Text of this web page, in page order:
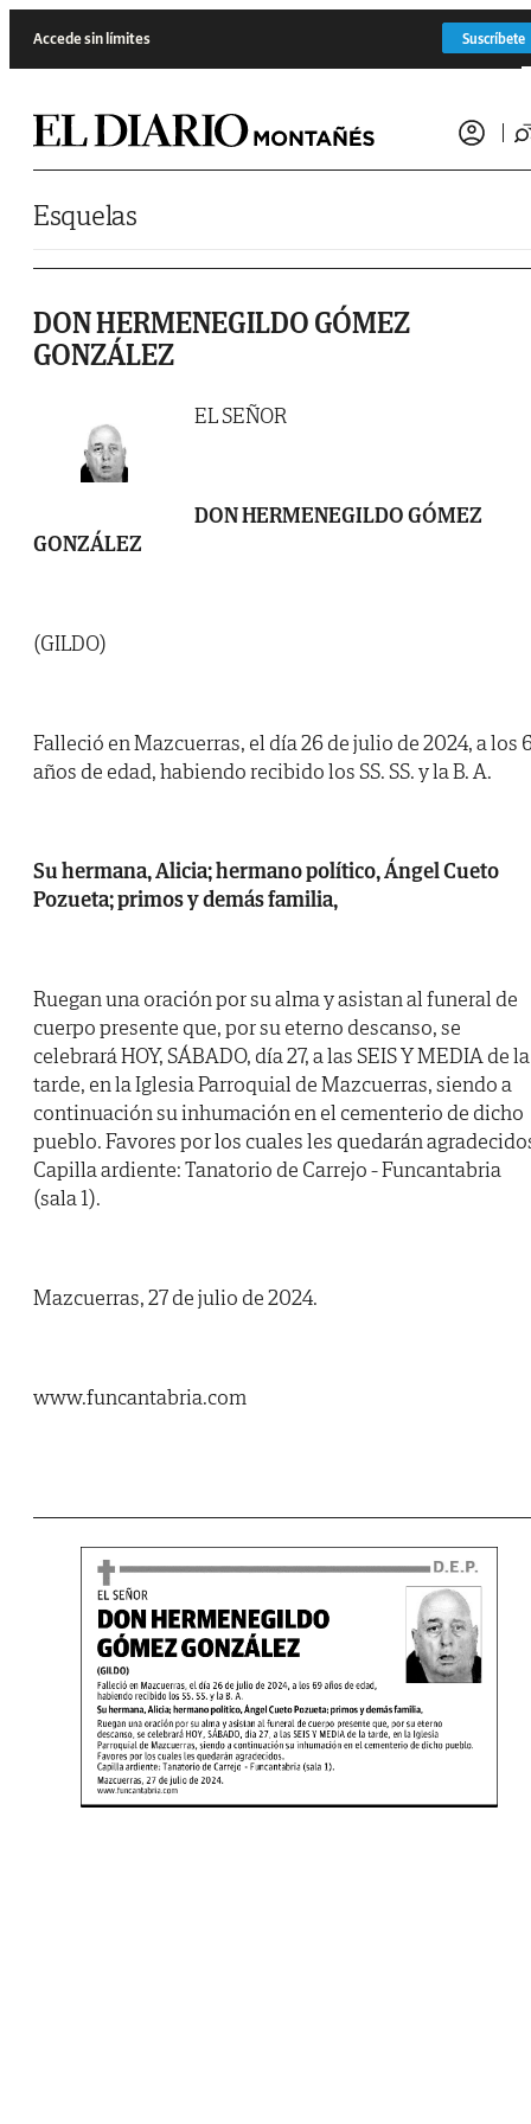
Accede sin límites Suscríbete
Esquelas
DON HERMENEGILDO GÓMEZ
GONZÁLEZ
EL SEÑOR
DON HERMENEGILDO GÓMEZ
GONZÁLEZ
(GILDO)
Falleció en Mazcuerras, el día 26 de julio de 2024, a los
años de edad, habiendo recibido los SS. SS. y la B. A.
Su hermana, Alicia; hermano político, Ángel Cueto
Pozueta; primos y demás familia,
Ruegan una oración por su alma y asistan al funeral de
cuerpo presente que, por su eterno descanso, se
celebrará HOY, SÁBADO, día 27, a las SEIS Y MEDIA de la
tarde, en la Iglesia Parroquial de Mazcuerras, siendo a
continuación su inhumación en el cementerio de dicho
pueblo. Favores por los cuales les quedarán
Capilla ardiente: Tanatorio de Carrejo - Funcantabria
(sala 1).
Mazcuerras, 27 de julio de 2024.
www.funcantabria.com